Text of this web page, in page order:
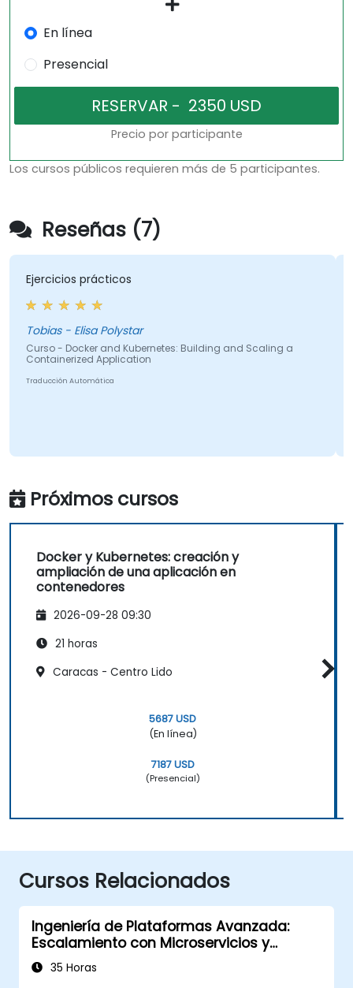
En línea
Presencial
Precio por participante
Los cursos públicos requieren más de 5 participantes.
Reseñas (7)
prácticos
Elisa Polystar
and Kubernetes: Building and Scaling a
Application
Automática
Próximos cursos
Docker y Kubernetes: creación y
ampliación de una aplicación en
contenedores
2026-09-28 09:30
21 horas
Caracas - Centro Lido
5687 USD
(En línea)
7187 USD
(Presencial)
Cursos Relacionados
Ingeniería de Plataformas Avanzada:
Escalamiento con Microservicios y
Kubernetes
35 Horas